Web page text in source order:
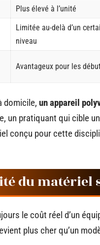
Plus élevé à l’unité
Limitée au-delà d’un
niveau
Avantageux pour les
domicile, un appareil
un pratiquant qui cible
conçu pour cette
du matériel
le coût réel d’un
plus cher qu’un